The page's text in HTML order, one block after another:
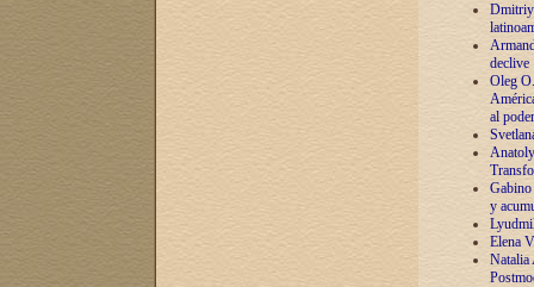
Dmitriy
declive
Oleg
al poder
y
Elena
Natalia